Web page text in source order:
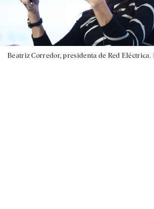
Beatriz Corredor, presidenta de Red Eléctrica. |